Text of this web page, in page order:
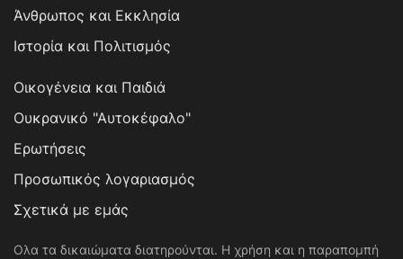
Άνθρωπος και Εκκλησία
Ιστορία και Πολιτισμός
Οικογένεια και Παιδιά
Ουκρανικό "Αυτοκέφαλο"
Ερωτήσεις
Προσωπικός λογαριασμός
Σχετικά με εμάς
Ολα τα δικαιώματα διατηρούνται. Η χρήση και η παραπομπή